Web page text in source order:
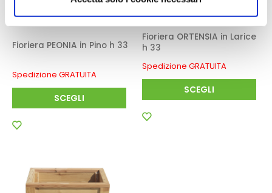
Fioriera PEONIA in Pino h 33
Spedizione GRATUITA
SCEGLI
Fioriera ORTENSIA in Larice
h 33
Spedizione GRATUITA
SCEGLI